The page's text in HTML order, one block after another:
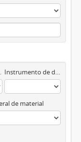
Instrumento de descripción
de material